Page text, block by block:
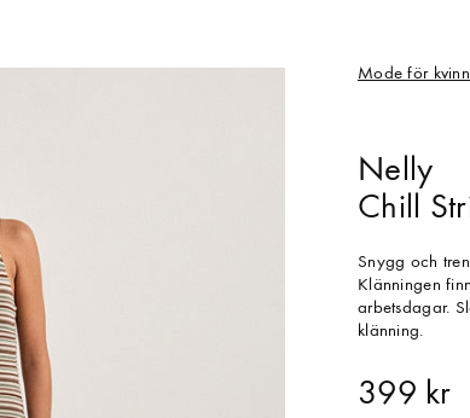
Mode för
Nelly
Chill
Snygg och
Klänningen
arbetsdagar.
klänning.
399 kr